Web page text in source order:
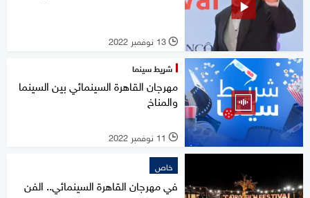
l 13 نوفمبر 2022
شريط سينما
مهرجان القاهرة السينمائي بين السينما
والمناخ
l 11 نوفمبر 2022
خاص
في مهرجان القاهرة السينمائي.. الفن